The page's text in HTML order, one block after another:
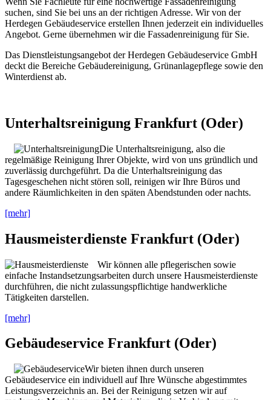
suchen, sind Sie bei uns an der richtigen Adresse. Wir von der
Herdegen Gebäudeservice erstellen Ihnen jederzeit ein individuelles
Angebot. Gerne übernehmen wir die Fassadenreinigung für Sie.
Das Dienstleistungsangebot der Herdegen Gebäudeservice GmbH
deckt die Bereiche Gebäudereinigung, Grünanlagepflege sowie den
Winterdienst ab.
Unterhaltsreinigung Frankfurt (Oder)
Die Unterhaltsreinigung, also die
regelmäßige Reinigung Ihrer Objekte, wird von uns gründlich und
zuverlässig durchgeführt. Da die Unterhaltsreinigung das
Tagesgeschehen nicht stören soll, reinigen wir Ihre Büros und
andere Räumlichkeiten in den späten Abendstunden oder nachts.
[mehr]
Hausmeisterdienste Frankfurt (Oder)
Wir können alle pflegerischen sowie
einfache Instandsetzungsarbeiten durch unsere Hausmeisterdienste
durchführen, die nicht zulassungspflichtige handwerkliche
Tätigkeiten darstellen.
[mehr]
Gebäudeservice Frankfurt (Oder)
Wir bieten ihnen durch unseren
Gebäudeservice ein individuell auf Ihre Wünsche abgestimmtes
Leistungsverzeichnis an. Bei der Reinigung setzen wir auf